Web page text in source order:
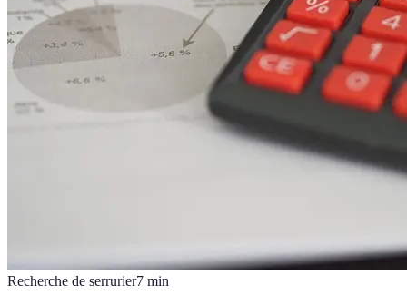
Recherche de serrurier7 min